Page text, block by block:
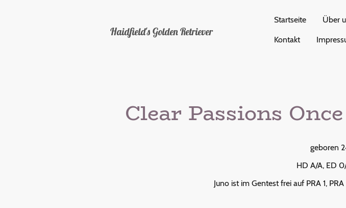
Haidfield's Golden Retriever
Startseite Über
Kontakt
Clear Passions
geboren
HD A/A, ED
Juno ist im Gentest frei auf PRA 1,